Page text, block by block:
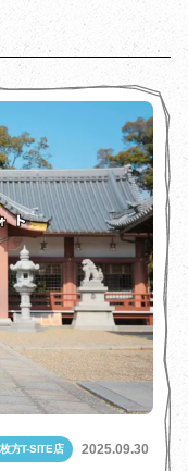
枚方T-SITE店 2025.09.30